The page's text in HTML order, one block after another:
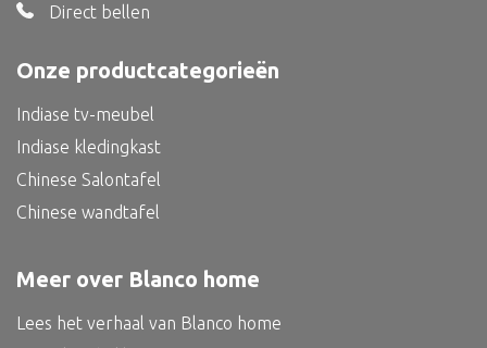
Alle textiel
Kussen
Tapijt
Kelim
Alle bouwmateriaal
Onze productcategorieën
Indiase tv-meubel
Indiase kledingkast
Chinese Salontafel
Chinese wandtafel
Meer over Blanco home
Lees het verhaal van Blanco home
Direct bellen